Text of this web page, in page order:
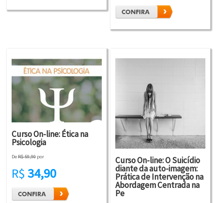
Curso On-line: Ética na
Psicologia
DeR$ 59,90 por
R$ 34,90
Curso On-line: O Suicídio
diante da auto-imagem:
Prática de Intervenção na
Abordagem Centrada na
Pe